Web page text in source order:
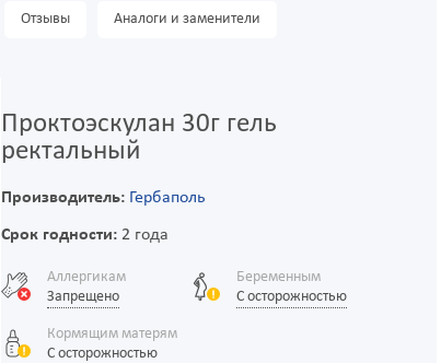
Отзывы Аналоги и заменители
Проктоэскулан 30г гель
ректальный
Производитель: Гербаполь
Срок годности:2 года
Аллергикам
Запрещено
Беременным
С осторожностью
Кормящим матерям
С осторожностью